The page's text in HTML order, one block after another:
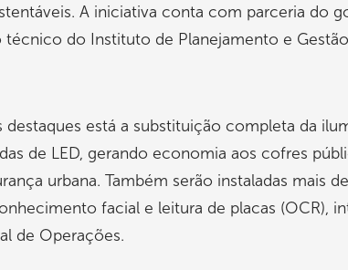
A iniciativa conta com parceria do
técnico do Instituto de Planejamento e
destaques está a substituição completa da
de LED, gerando economia aos cofres
urbana. Também serão instaladas mais
facial e leitura de placas (OCR),
de Operações.